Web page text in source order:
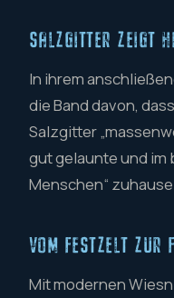
SALZGITTER ZEIGT
In ihrem
die Band davon,
Salzgitter
gut gelaunte und im
Menschen“
VOM FESTZELT ZUR
Mit modernen